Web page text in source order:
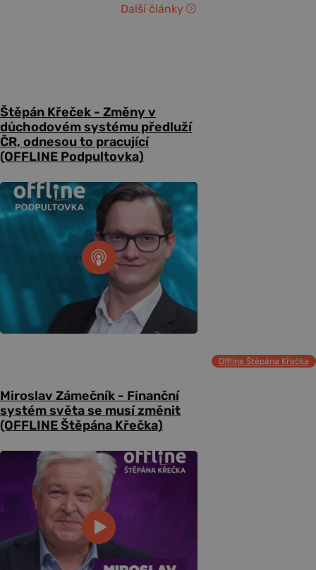
Další články
Štěpán Křeček - Změny v
důchodovém systému předluží
ČR, odnesou to pracující
(OFFLINE Podpultovka)
Offline Štěpána Křečka
Miroslav Zámečník - Finanční
systém světa se musí změnit
(OFFLINE Štěpána Křečka)